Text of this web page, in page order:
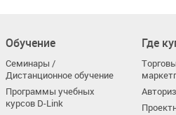
Обучение
Семинары /
Дистанционное обучение
Программы учебных
курсов D-Link
Где